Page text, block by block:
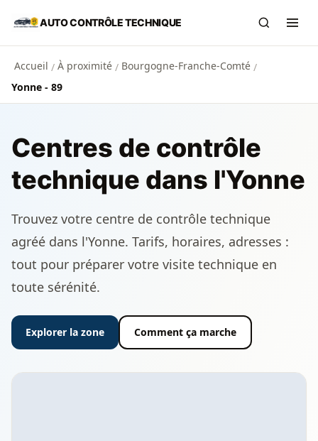
Aller au contenu principal
AUTO CONTRÔLE TECHNIQUE
Accueil / À proximité / Bourgogne-Franche-Comté /
Yonne - 89
Centres de contrôle
technique dans l'Yonne
Trouvez votre centre de contrôle technique
agréé dans l'Yonne. Tarifs, horaires, adresses :
tout pour préparer votre visite technique en
toute sérénité.
Explorer la zone Comment ça marche